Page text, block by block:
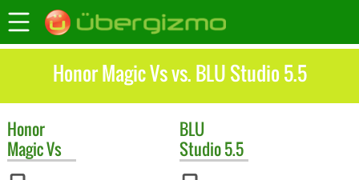
Honor Magic Vs vs. BLU Studio 5.5
Honor
Magic Vs
BLU
Studio 5.5